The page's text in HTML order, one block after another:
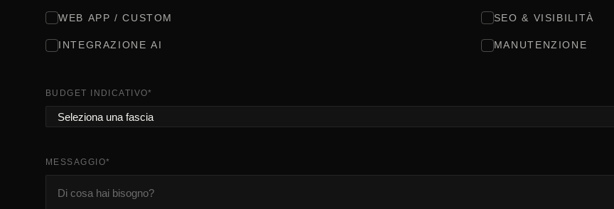
WEB APP / CUSTOM SEO & VISIBILITÀ
INTEGRAZIONE AI MANUTENZIONE
BUDGET INDICATIVO*
MESSAGGIO*